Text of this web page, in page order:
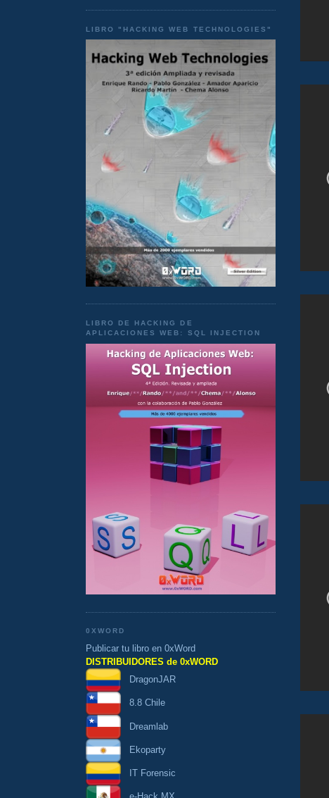
LIBRO "HACKING WEB TECHNOLOGIES"
LIBRO DE HACKING DE
APLICACIONES WEB: SQL INJECTION
0XWORD
Publicar tu libro en 0xWord
DISTRIBUIDORES de 0xWORD
DragonJAR
8.8 Chile
Dreamlab
Ekoparty
IT Forensic